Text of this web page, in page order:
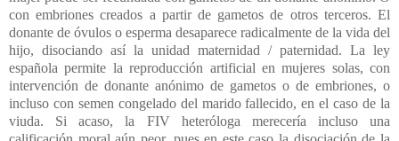
con embriones creados a partir de gametos de otros terceros. El
donante de óvulos o esperma desaparece radicalmente de la vida del
hijo, disociando así la unidad maternidad / paternidad. La ley
española permite la reproducción artificial en mujeres solas, con
intervención de donante anónimo de gametos o de embriones, o
incluso con semen congelado del marido fallecido, en el caso de la
viuda. Si acaso, la FIV heteróloga merecería incluso una